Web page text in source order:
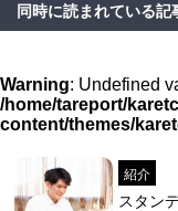
同時に読まれている記
Warning: Undefined
/home/tareport/
content/themes/
紹介
スタン